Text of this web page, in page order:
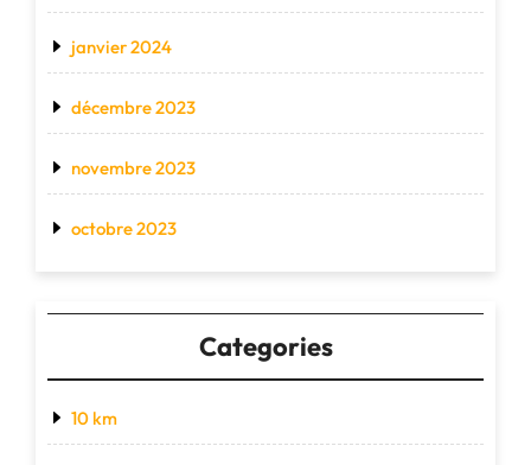
janvier 2024
décembre 2023
novembre 2023
octobre 2023
Categories
10 km